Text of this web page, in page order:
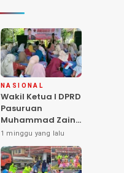
NASIONAL
Wakil Ketua I DPRD
Pasuruan
Muhammad Zaini
Soroti Krisis
Fasilitas Sekolah
di Tengah Efisiensi
Anggaran
1 minggu yang lalu